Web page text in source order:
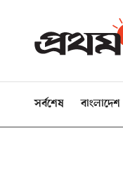
সর্বশেষ বাংলাদেশ